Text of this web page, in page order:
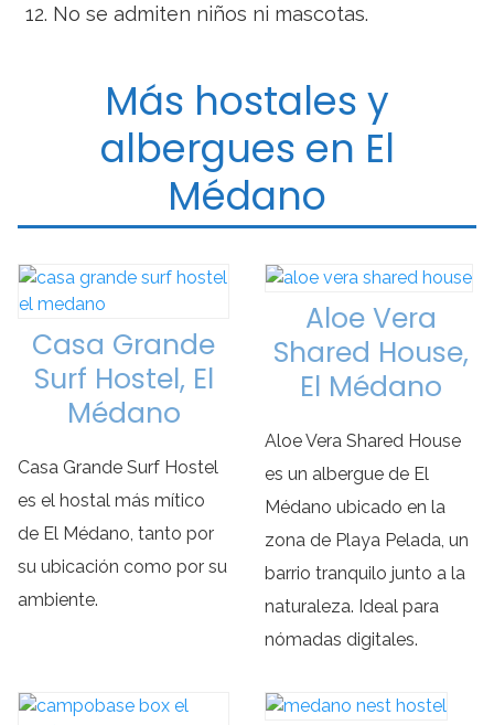
No se admiten niños ni mascotas.
Más hostales y
albergues en El
Médano
Casa Grande
Surf Hostel, El
Médano
Casa Grande Surf Hostel
es el hostal más mítico
de El Médano, tanto por
su ubicación como por su
ambiente.
Aloe Vera
Shared House,
El Médano
Aloe Vera Shared House
es un albergue de El
Médano ubicado en la
zona de Playa Pelada, un
barrio tranquilo junto a la
naturaleza. Ideal para
nómadas digitales.